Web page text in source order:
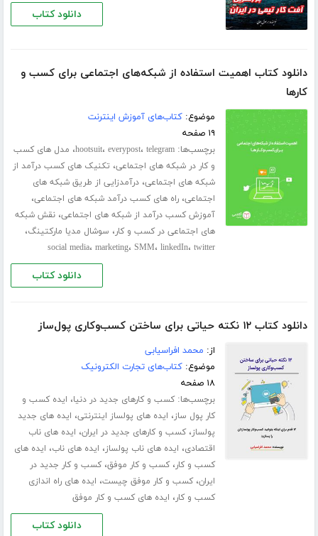
دانلود کتاب
دانلود کتاب اهمیت استفاده از شبکه‌های اجتماعی برای کسب و
کارها
موضوع:کتاب‌های آموزش اینترنت
۱۹ صفحه
برچسب‌ها:
hootsuit، everypost، telegram ، مدل های کسب
و کار در شبکه های اجتماعی، تکنیک های کسب درآمد از
شبکه های اجتماعی،درآمدزایی از طریق شبکه های
اجتماعی،راه های کسب درآمد شبکه های اجتماعی،
آموزش کسب درآمد از شبکه های اجتماعی،نقش شبکه
های اجتماعی در کسب و کار، سوشال مدیا مارکتینگ،
social media، marketing، SMM، linkedIn، twitter
دانلود کتاب
دانلود کتاب ۱۲ نکته حیاتی برای ساختن کسب‌وکاری پول‌ساز
از: محمد افراسیابی
موضوع:کتاب‌های تجارت الکترونیک
۱۸ صفحه
برچسب‌ها:کسب و کارهای جدید در دنیا، ایده کسب و
کار پول ساز، ایده های پولساز اینترنتی، ایده های جدید
پولساز،کسب و کارهای جدید در ایران، ایده های ناب
اقتصادی، ایده های ناب پولساز، ایده های ناب، ایده های
کسب و کار،کسب و کار موفق،کسب و کار جدید در
ایران،کسب و کار موفق چیست، ایده های راه اندازی
کسب و کار، ایده های کسب و کار موفق
دانلود کتاب